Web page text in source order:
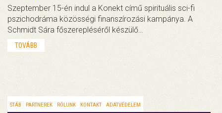
Szeptember 15-én indul a Konekt című spirituális sci-fi
pszichodráma közösségi finanszírozási kampánya. A
Schmidt Sára főszerepléséről készülő…
TOVÁBB
STÁB PARTNEREK RÓLUNK KONTAKT ADATVÉDELEM